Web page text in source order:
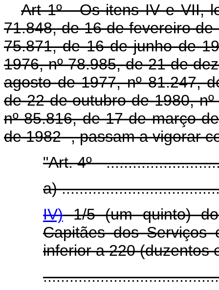
Art 1º - Os itens IV e VII,
71.848, de 16 de fevereiro
75.871, de 16 de junho de
1976, nº 78.985, de 21 de
agosto de 1977, nº 81.247,
de 22 de outubro de 1980,
nº 85.816, de 17 de março
de 1982 -, passam a vigorar
"Art. 4º -
a)
IV)1/5 (um quinto) do
Capitães dos Serviços
inferior a 220 (duzentos